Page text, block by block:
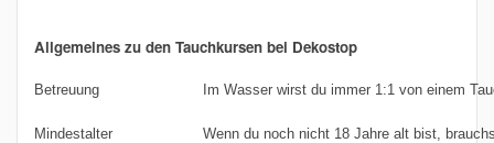
Allgemeines zu den Tauchkursen bei Dekostop
Betreuung Im Wasser wirst du immer 1:1 von einem
Mindestalter Wenn du noch nicht 18 Jahre alt bist,